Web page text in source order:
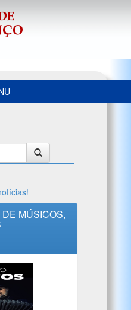
MÚSICOS,